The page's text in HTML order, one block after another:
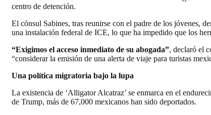
centro de detención.
El cónsul Sabines, tras reunirse con el padre de los jóvenes,
una instalación federal de ICE, lo que ha impedido que los
“Exigimos el acceso inmediato de su abogada”, declaró el
“considerar la emisión de una alerta de viaje para turistas
Una política migratoria bajo la lupa
La existencia de ‘Alligator Alcatraz’ se enmarca en el
de Trump, más de 67,000 mexicanos han sido deportados.